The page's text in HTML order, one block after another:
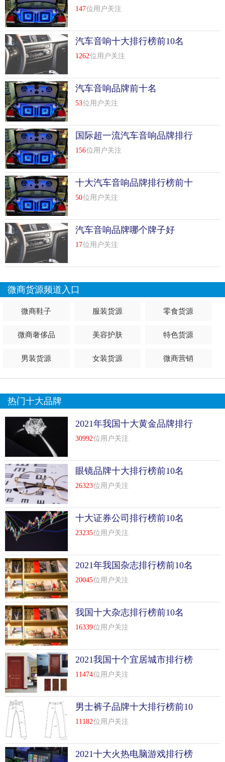
前十名
147位用户关注
汽车音响十大排行榜前10名
1262位用户关注
汽车音响品牌前十名
53位用户关注
国际超一流汽车音响品牌排行
榜前10名
156位用户关注
十大汽车音响品牌排行榜前十
名
50位用户关注
汽车音响品牌哪个牌子好
17位用户关注
微商货源频道入口
微商鞋子 服装货源 零食货源
微商奢侈品 美容护肤 特色货源
男装货源 女装货源 微商营销
热门十大品牌
2021年我国十大黄金品牌排行
榜前十名
30992位用户关注
眼镜品牌十大排行榜前10名
26323位用户关注
十大证券公司排行榜前10名
23235位用户关注
2021年我国杂志排行榜前10名
20045位用户关注
我国十大杂志排行榜前10名
16339位用户关注
2021我国十个宜居城市排行榜
前10名
11474位用户关注
男士裤子品牌十大排行榜前10
名
11182位用户关注
2021十大火热电脑游戏排行榜